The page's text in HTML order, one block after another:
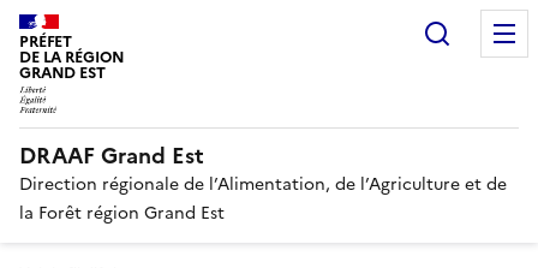
PRÉFET
DE LA RÉGION
GRAND EST
DRAAF Grand Est
Direction régionale de l’Alimentation, de l’Agriculture et de
la Forêt région Grand Est